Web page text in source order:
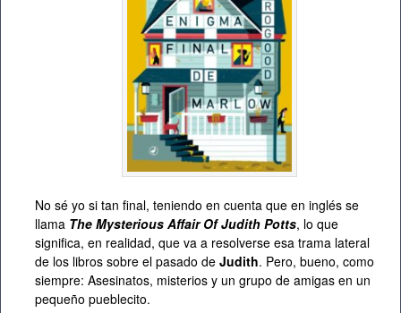
No sé yo si tan final, teniendo en cuenta que en inglés se
llama The Mysterious Affair Of Judith Potts, lo que
significa, en realidad, que va a resolverse esa trama lateral
de los libros sobre el pasado de Judith. Pero, bueno, como
siempre: Asesinatos, misterios y un grupo de amigas en un
pequeño pueblecito.